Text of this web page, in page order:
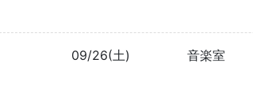
09/26(土) 音楽室